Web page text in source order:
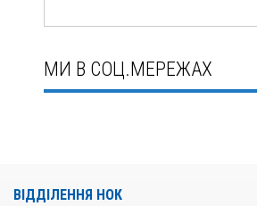
МИ В СОЦ.МЕРЕЖАХ
ВІДДІЛЕННЯ НОК